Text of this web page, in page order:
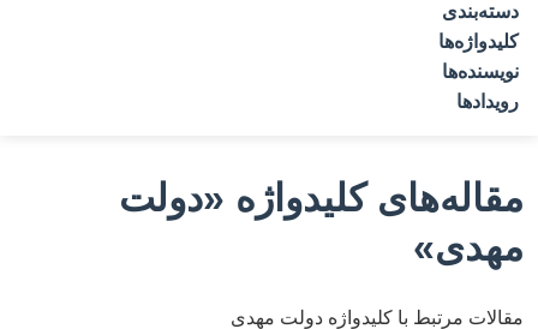
دسته‌بندی
کلیدواژه‌ها
نویسنده‌ها
رویدادها
مقاله‌های کلیدواژه «دولت
مهدی»
مقالات مرتبط با کلیدواژه دولت مهدی